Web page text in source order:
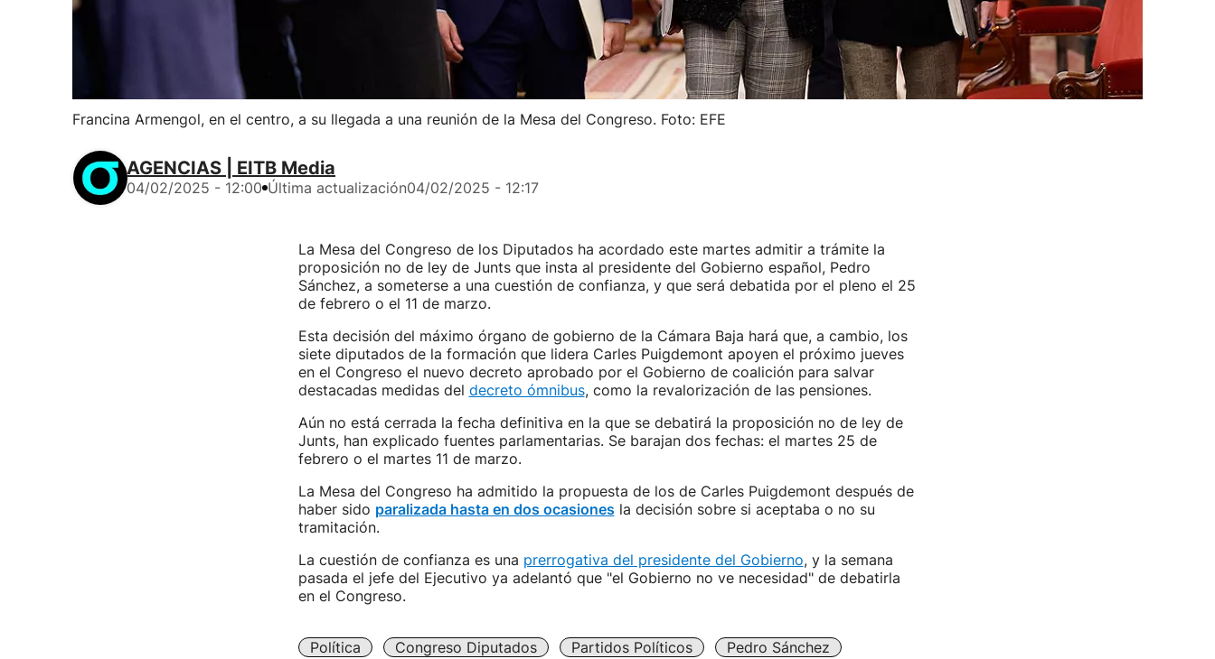
Francina Armengol, en el centro, a su llegada a una reunión de la Mesa del Congreso. Foto: EFE
AGENCIAS | EITB Media
04/02/2025 - 12:00 Última actualización04/02/2025 - 12:17
La Mesa del Congreso de los Diputados ha acordado este martes admitir a trámite la
proposición no de ley de Junts que insta al presidente del Gobierno español, Pedro
Sánchez, a someterse a una cuestión de confianza, y que será debatida por el pleno el 25
de febrero o el 11 de marzo.
Esta decisión del máximo órgano de gobierno de la Cámara Baja hará que, a cambio, los
siete diputados de la formación que lidera Carles Puigdemont apoyen el próximo jueves
en el Congreso el nuevo decreto aprobado por el Gobierno de coalición para salvar
destacadas medidas del decreto ómnibus, como la revalorización de las pensiones.
Aún no está cerrada la fecha definitiva en la que se debatirá la proposición no de ley de
Junts, han explicado fuentes parlamentarias. Se barajan dos fechas: el martes 25 de
febrero o el martes 11 de marzo.
La Mesa del Congreso ha admitido la propuesta de los de Carles Puigdemont después de
haber sido paralizada hasta en dos ocasionesla decisión sobre si aceptaba o no su
tramitación.
La cuestión de confianza es una prerrogativa del presidente del Gobierno, y la semana
pasada el jefe del Ejecutivo ya adelantó que "el Gobierno no ve necesidad" de debatirla
en el Congreso.
Política Congreso Diputados Partidos Políticos
Pedro Sánchez